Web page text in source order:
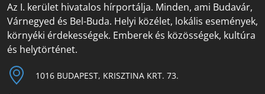
Az I. kerület hivatalos hírportálja. Minden, ami Budavár,
Várnegyed és Bel-Buda. Helyi közélet, lokális események,
környéki érdekességek. Emberek és közösségek, kultúra
és helytörténet.
1016 BUDAPEST, KRISZTINA KRT. 73.